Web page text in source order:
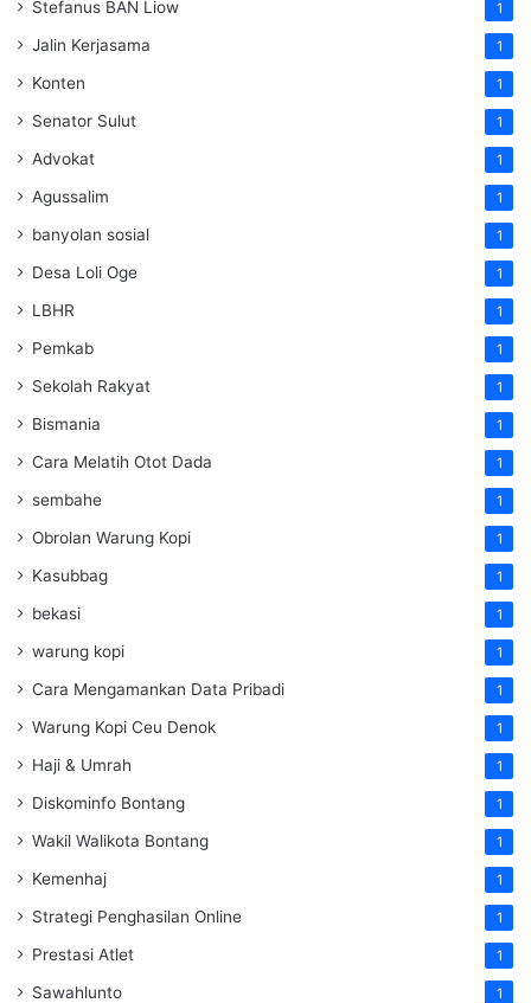
Stefanus BAN Liow 1
Jalin Kerjasama 1
Konten 1
Senator Sulut 1
Advokat 1
Agussalim 1
banyolan sosial 1
Desa Loli Oge 1
LBHR 1
Pemkab 1
Sekolah Rakyat 1
Bismania 1
Cara Melatih Otot Dada 1
sembahe 1
Obrolan Warung Kopi 1
Kasubbag 1
bekasi 1
warung kopi 1
Cara Mengamankan Data Pribadi 1
Warung Kopi Ceu Denok 1
Haji & Umrah 1
Diskominfo Bontang 1
Wakil Walikota Bontang 1
Kemenhaj 1
Strategi Penghasilan Online 1
Prestasi Atlet 1
Sawahlunto 1